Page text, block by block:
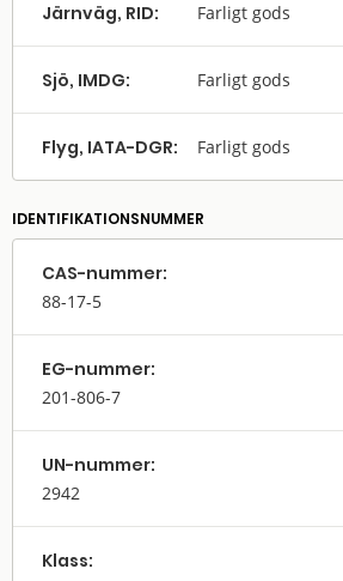
Järnväg, RID: Farligt gods
Sjö, IMDG: Farligt gods
Flyg, IATA-DGR: Farligt gods
IDENTIFIKATIONSNUMMER
CAS-nummer:
88-17-5
EG-nummer:
201-806-7
UN-nummer:
2942
Klass: